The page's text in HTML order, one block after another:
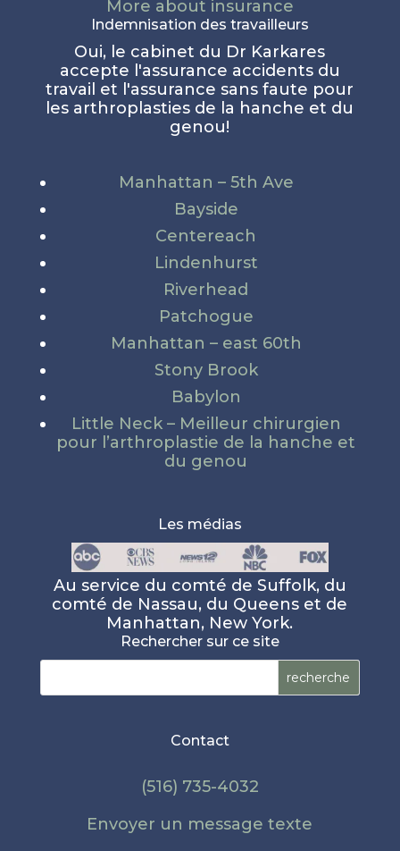
More about insurance
Indemnisation des travailleurs
Oui, le cabinet du Dr Karkares
accepte l'assurance accidents du
travail et l'assurance sans faute pour
les arthroplasties de la hanche et du
genou!
Manhattan – 5th Ave
Bayside
Centereach
Lindenhurst
Riverhead
Patchogue
Manhattan – east 60th
Stony Brook
Babylon
Little Neck – Meilleur chirurgien
pour l’arthroplastie de la hanche et
du genou
Les médias
Au service du comté de Suffolk, du
comté de Nassau, du Queens et de
Manhattan, New York.
Rechercher sur ce site
Contact
(516) 735-4032
Envoyer un message texte